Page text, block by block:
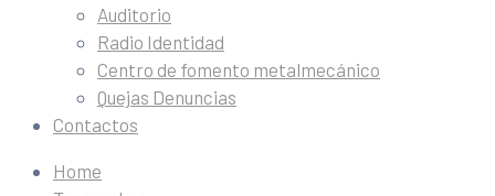
Auditorio
Radio Identidad
Centro de fomento metalmecánico
Quejas Denuncias
Contactos
Home